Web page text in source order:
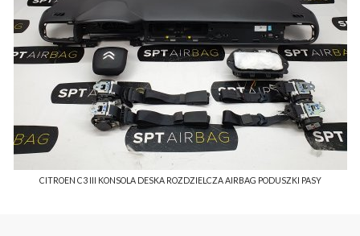
CITROEN C3 III KONSOLA DESKA ROZDZIELCZA AIRBAG PODUSZKI PASY